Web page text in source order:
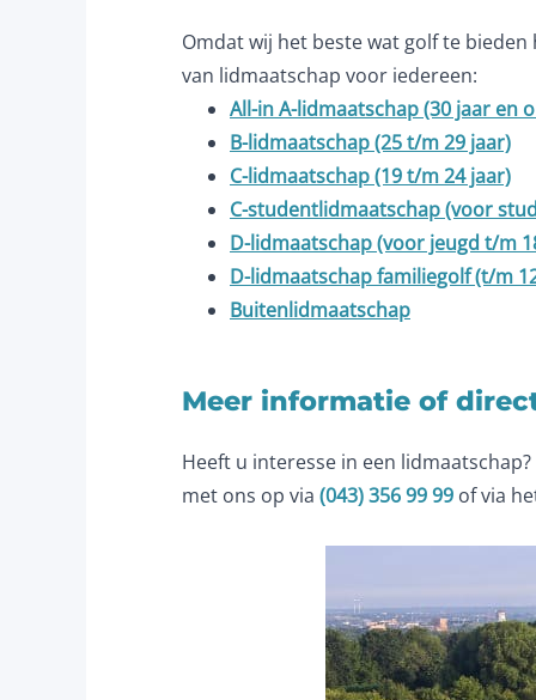
Omdat wij het beste wat golf te
van lidmaatschap voor iedereen:
All-in A-lidmaatschap (30 jaar en
B-lidmaatschap (25 t/m 29 jaar)
C-lidmaatschap (19 t/m 24 jaar)
C-studentlidmaatschap (voor
D-lidmaatschap (voor jeugd t/m
D-lidmaatschap familiegolf (t/m
Buitenlidmaatschap
Meer informatie of
Heeft u interesse in een
met ons op via (043) 356 99 99 of via